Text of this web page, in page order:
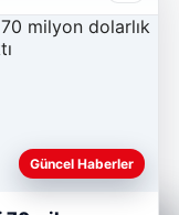
Güncel Haberler